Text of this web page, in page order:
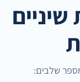
שלבים: